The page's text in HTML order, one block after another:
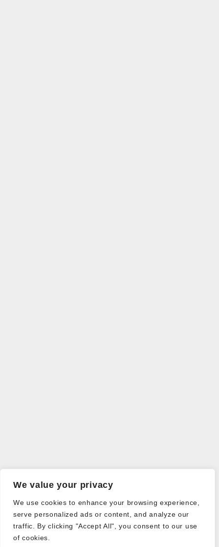
We value your privacy
We use cookies to enhance your browsing experience,
serve personalized ads or content, and analyze our
traffic. By clicking "Accept All", you consent to our use
of cookies.